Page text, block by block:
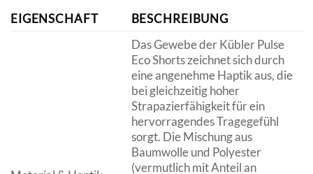
EIGENSCHAFT BESCHREIBUNG
Das Gewebe der Kübler Pulse
Eco Shorts zeichnet sich durch
eine angenehme Haptik aus, die
bei gleichzeitig hoher
Strapazierfähigkeit für ein
hervorragendes Tragegefühl
sorgt. Die Mischung aus
Baumwolle und Polyester
(vermutlich mit Anteil an